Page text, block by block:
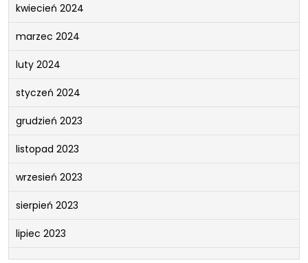
kwiecień 2024
marzec 2024
luty 2024
styczeń 2024
grudzień 2023
listopad 2023
wrzesień 2023
sierpień 2023
lipiec 2023